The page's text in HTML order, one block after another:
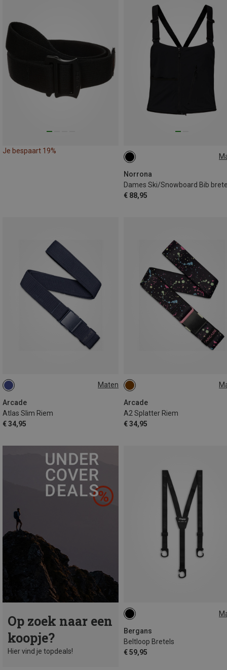
Je bespaart 19%
Norrona
Dames Ski/Snowboard Bib
€ 88,95
S
Maten
Arcade
Atlas Slim Riem
€ 34,95
ONE SIZE
Arcade
A2 Splatter Riem
€ 34,95
ONE SIZE
Op zoek naar een
koopje?
Hier vind je topdeals!
Bergans
Beltloop Bretels
€ 59,95
M|S